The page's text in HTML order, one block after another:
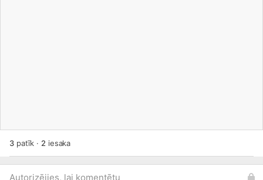
3patīk · 2 iesaka
Autorizējies, lai komentētu